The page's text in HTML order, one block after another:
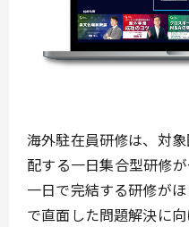
海外駐在員研修は、対
配する一日集合型研修
一日で完結する研修が
で直面した問題解決に